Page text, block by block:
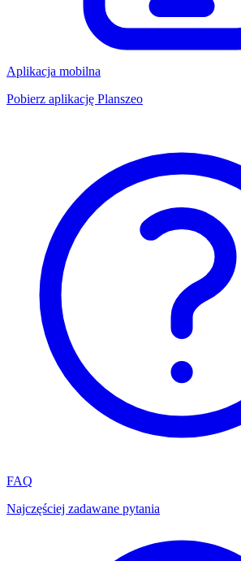
Aplikacja mobilna
Pobierz aplikację Planszeo
FAQ
Najczęściej zadawane pytania